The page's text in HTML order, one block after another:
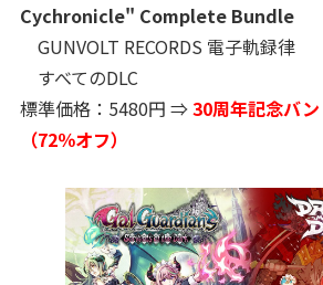
Cychronicle" Complete Bundle
GUNVOLT RECORDS 電子軌録律
すべてのDLC
標準価格：5480円 ⇒30周年記念バ
（72％オフ）